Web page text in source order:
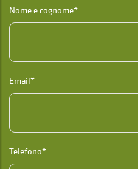
Nome e cognome*
Email*
Telefono*